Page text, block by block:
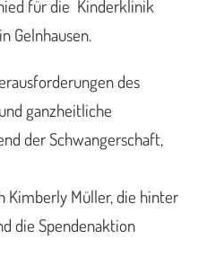
für die Kinderklinik
Gelnhausen.
des
ganzheitliche
der Schwangerschaft,
Kimberly Müller, die hinter
die Spendenaktion